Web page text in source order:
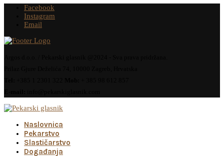
Facebook
Instagram
Email
Naslovnica
Pekarstvo
Slastičarstvo
Događanja